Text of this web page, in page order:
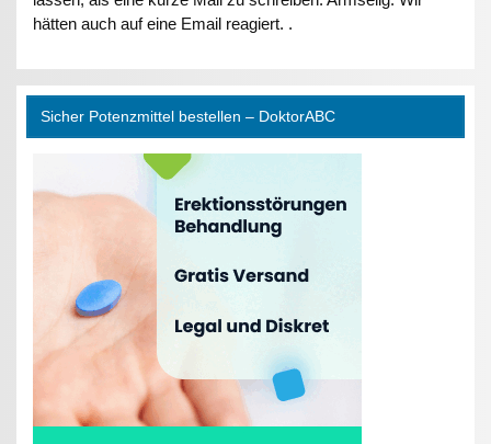
hätten auch auf eine Email reagiert. .
Sicher Potenzmittel bestellen – DoktorABC